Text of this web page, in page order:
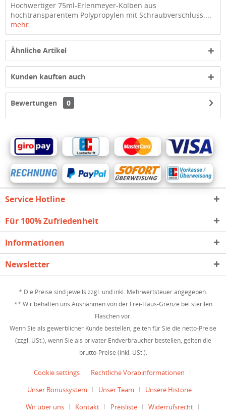
Hochwertiger 75ml-Erlenmeyer-Kolben aus
hochtransparentem Polypropylen mit Schraubverschluss....
mehr
Ähnliche Artikel
Kunden kauften auch
Bewertungen 0
Service Hotline
Für 100% Zufriedenheit
Informationen
Newsletter
* Die Preise sind jeweils zzgl. und inkl. Mehrwertsteuer angegeben.
** Wir behalten uns Ausnahmen von der Frei-Haus-Grenze bei sterilen
Flaschen vor.
Wenn Sie als gewerblicher Kunde bestellen, gelten für Sie die netto-Preise
(zzgl. USt.), wenn Sie als privater Endverbraucher bestellen, gelten die
brutto-Preise (inkl. USt.).
Cookie settings
Rechtliche Vorabinformationen
Unser Bonussystem
Unser Team
Unsere Historie
Wir über uns
Kontakt Preisliste Widerrufsrecht